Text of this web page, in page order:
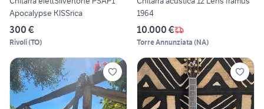
Apocalypse KISSrica
300 €
Rivoli(TO)
1964
10.000 €
Torre Annunziata (NA)